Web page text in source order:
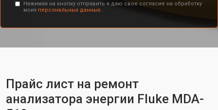
Нажимая на кнопку отправить я даю свое согласие на обработку
моих персональных данных.
Прайс лист на ремонт
анализатора энергии Fluke MDA-